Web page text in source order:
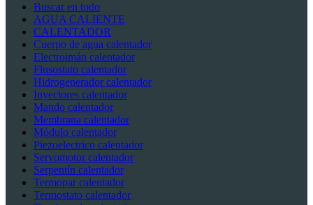
Buscar en todo
AGUA CALIENTE
CALENTADOR
Cuerpo de agua calentador
Electroimán calentador
Flusostato calentador
Hidrogenerador calentador
Inyectores calentador
Mando calentador
Membrana calentador
Módulo calentador
Piezoelectrico calentador
Servomotor calentador
Serpentín calentador
Termopar calentador
Termostato calentador